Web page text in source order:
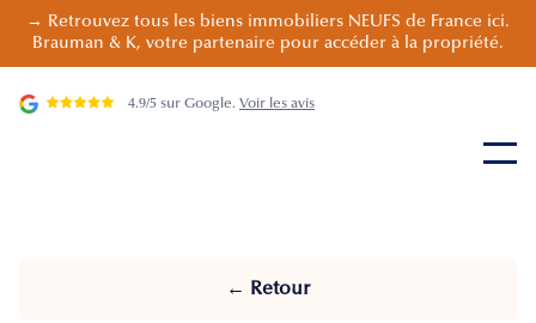
→ Retrouvez tous les biens immobiliers NEUFS de France ici.
Brauman & K, votre partenaire pour accéder à la propriété.
4.9/5 sur Google. Voir les avis
← Retour